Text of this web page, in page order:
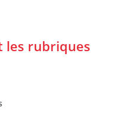
les rubriques